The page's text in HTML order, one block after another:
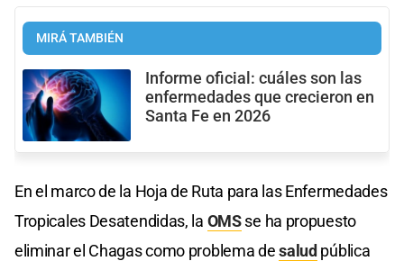
MIRÁ TAMBIÉN
Informe oficial: cuáles son las
enfermedades que crecieron en
Santa Fe en 2026
En el marco de la Hoja de Ruta para las Enfermedades
Tropicales Desatendidas, la OMSse ha propuesto
eliminar el Chagas como problema desalud pública